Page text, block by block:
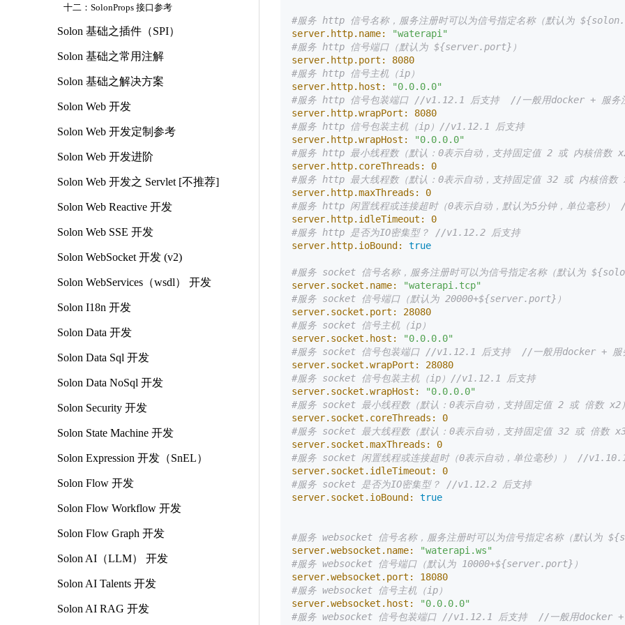
十二：SolonProps 接口参考
Solon 基础之插件（SPI）
Solon 基础之常用注解
Solon 基础之解决方案
Solon Web 开发
Solon Web 开发定制参考
Solon Web 开发进阶
Solon Web 开发之 Servlet [不推荐]
Solon Web Reactive 开发
Solon Web SSE 开发
Solon WebSocket 开发 (v2)
Solon WebServices（wsdl） 开发
Solon I18n 开发
Solon Data 开发
Solon Data Sql 开发
Solon Data NoSql 开发
Solon Security 开发
Solon State Machine 开发
Solon Expression 开发（SnEL）
Solon Flow 开发
Solon Flow Workflow 开发
Solon Flow Graph 开发
Solon AI（LLM） 开发
Solon AI Talents 开发
Solon AI RAG 开发
#服务 http 信号名称，服务注册时可以为信号指定名称（默认为
server.http.name:
"waterapi"
#服务 http 信号端口（默认为 ${server.port}）
server.http.port:
8080
#服务 http 信号主机（ip）
server.http.host:
"0.0.0.0"
#服务 http 信号包装端口 //v1.12.1 后支持  //一般用docker + 服务注
server.http.wrapPort:
8080
#服务 http 信号包装主机（ip）//v1.12.1 后支持
server.http.wrapHost:
"0.0.0.0"
#服务 http 最小线程数（默认：0表示自动，支持固定值 2 或 内核倍
server.http.coreThreads:
0
#服务 http 最大线程数（默认：0表示自动，支持固定值 32 或 内核倍
server.http.maxThreads:
0
#服务 http 闲置线程或连接超时（0表示自动，默认为5分钟，单位毫秒
server.http.idleTimeout:
0
#服务 http 是否为IO密集型？ //v1.12.2 后支持
server.http.ioBound:
true
#服务 socket 信号名称，服务注册时可以为信号指定名称（默认为
server.socket.name:
"waterapi.tcp"
#服务 socket 信号端口（默认为 20000+${server.port}）
server.socket.port:
28080
#服务 socket 信号主机（ip）
server.socket.host:
"0.0.0.0"
#服务 socket 信号包装端口 //v1.12.1 后支持  //一般用docker + 服务
server.socket.wrapPort:
28080
#服务 socket 信号包装主机（ip）//v1.12.1 后支持
server.socket.wrapHost:
"0.0.0.0"
#服务 socket 最小线程数（默认：0表示自动，支持固定值 2 或 倍数
server.socket.coreThreads:
0
#服务 socket 最大线程数（默认：0表示自动，支持固定值 32 或 倍数
server.socket.maxThreads:
0
#服务 socket 闲置线程或连接超时（0表示自动，单位毫秒）） //
server.socket.idleTimeout:
0
#服务 socket 是否为IO密集型？ //v1.12.2 后支持
server.socket.ioBound:
true
#服务 websocket 信号名称，服务注册时可以为信号指定名称（默认为
server.websocket.name:
"waterapi.ws"
#服务 websocket 信号端口（默认为 10000+${server.port}）
server.websocket.port:
18080
#服务 websocket 信号主机（ip）
server.websocket.host:
"0.0.0.0"
#服务 websocket 信号包装端口 //v1.12.1 后支持  //一般用docker +